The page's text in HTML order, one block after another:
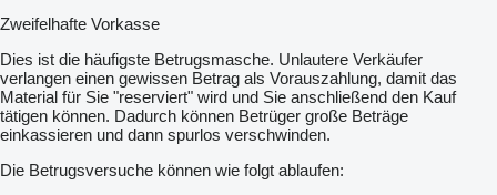
Zweifelhafte Vorkasse
Dies ist die häufigste Betrugsmasche. Unlautere Verkäufer
verlangen einen gewissen Betrag als Vorauszahlung, damit das
Material für Sie "reserviert" wird und Sie anschließend den Kauf
tätigen können. Dadurch können Betrüger große Beträge
einkassieren und dann spurlos verschwinden.
Die Betrugsversuche können wie folgt ablaufen: